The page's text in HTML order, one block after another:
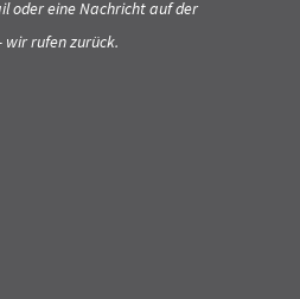
oder eine Nachricht auf der
rufen zurück.